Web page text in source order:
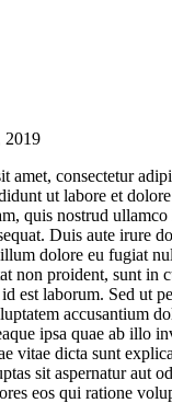
2019
amet, consectetur
ut labore et
quis nostrud
Duis aute irure
dolore eu fugiat
non proident, sunt in
est laborum. Sed ut
accusantium
ipsa quae ab illo
vitae dicta sunt
sit aspernatur aut
eos qui ratione